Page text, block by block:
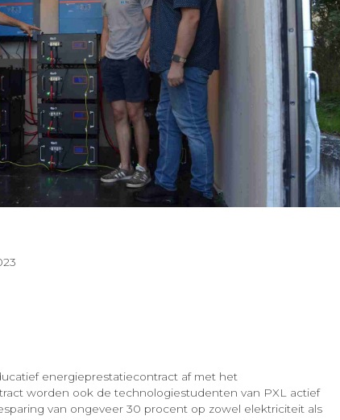
energieprestatiecontract af met het
worden ook de technologiestudenten van PXL actief
van ongeveer 30 procent op zowel elektriciteit als